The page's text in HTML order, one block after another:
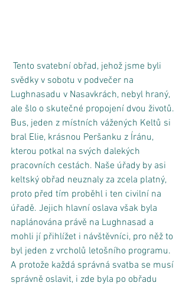
svědky v sobotu v podvečer na
Lughnasadu v Nasavkrách, nebyl hraný,
ale šlo o skutečné propojení dvou životů.
Bus, jeden z místních vážených Keltů si
bral Elie, krásnou Peršanku z Íránu,
kterou potkal na svých dalekých
pracovních cestách. Naše úřady by asi
keltský obřad neuznaly za zcela platný,
proto před tím proběhl i ten civilní na
úřadě. Jejich hlavní oslava však byla
naplánována právě na Lughnasad a
mohli jí přihlížet i návštěvníci, pro něž to
byl jeden z vrcholů letošního programu.
A protože každá správná svatba se musí
správně oslavit, i zde byla po obřadu